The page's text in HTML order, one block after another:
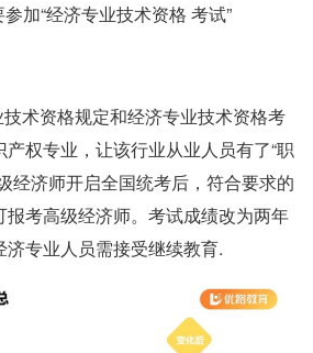
加“经济专业技术资格 考试”
术资格规定和经济专业技术资格考
权专业，让该行业从业人员有了“职
经济师开启全国统考后，符合要求的
考高级经济师。考试成绩改为两年
专业人员需接受继续教育.